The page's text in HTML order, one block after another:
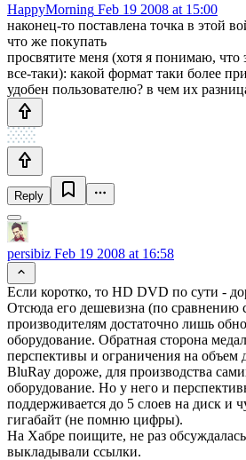
HappyMorning Feb 19 2008 at 15:00
наконец-то поставлена точка в этой
что же покупать
просвятите меня (хотя я понимаю,
все-таки): какой формат таки более
удобен пользователю? в чем их
Reply
persibiz Feb 19 2008 at 16:58
Если коротко, то HD DVD по сути -
Отсюда его дешевизна (по сравнению
производителям достаточно лишь
оборудование. Обратная сторона
перспективы и ограничения на объем
BluRay дороже, для производства
оборудование. Но у него и
поддерживается до 5 слоев на диск и
гигабайт (не помню цифры).
На Хабре поищите, не раз
выкладывали ссылки.